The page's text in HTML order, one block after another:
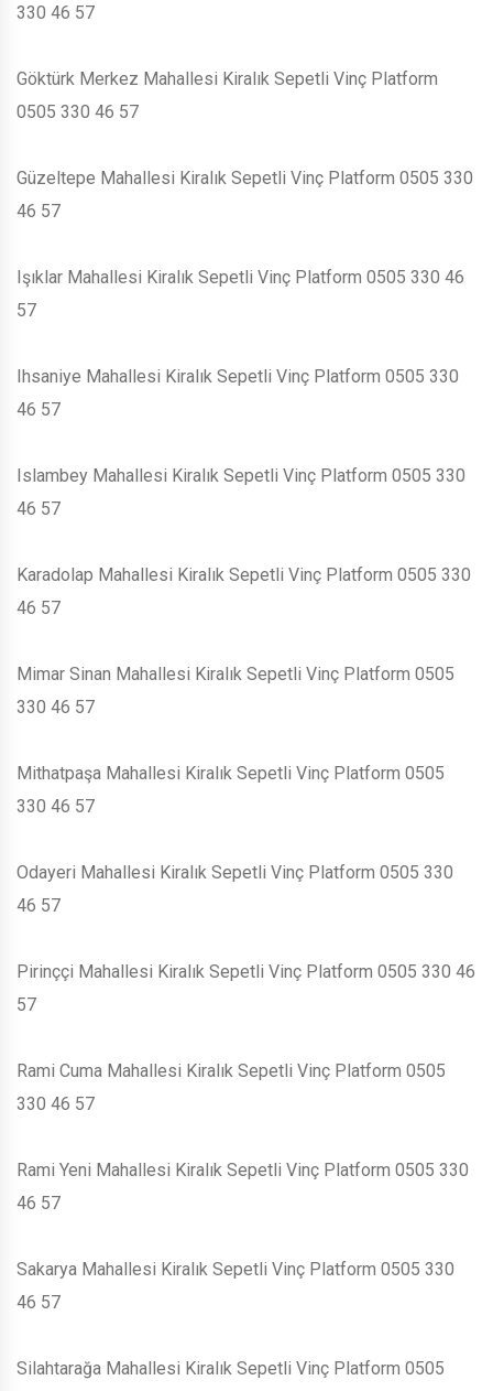
330 46 57
Göktürk Merkez Mahallesi Kiralık Sepetli Vinç Platform
0505 330 46 57
Güzeltepe Mahallesi Kiralık Sepetli Vinç Platform 0505 330
46 57
Işıklar Mahallesi Kiralık Sepetli Vinç Platform 0505 330 46
57
Ihsaniye Mahallesi Kiralık Sepetli Vinç Platform 0505 330
46 57
Islambey Mahallesi Kiralık Sepetli Vinç Platform 0505 330
46 57
Karadolap Mahallesi Kiralık Sepetli Vinç Platform 0505 330
46 57
Mimar Sinan Mahallesi Kiralık Sepetli Vinç Platform 0505
330 46 57
Mithatpaşa Mahallesi Kiralık Sepetli Vinç Platform 0505
330 46 57
Odayeri Mahallesi Kiralık Sepetli Vinç Platform 0505 330
46 57
Pirinççi Mahallesi Kiralık Sepetli Vinç Platform 0505 330 46
57
Rami Cuma Mahallesi Kiralık Sepetli Vinç Platform 0505
330 46 57
Rami Yeni Mahallesi Kiralık Sepetli Vinç Platform 0505 330
46 57
Sakarya Mahallesi Kiralık Sepetli Vinç Platform 0505 330
46 57
Silahtarağa Mahallesi Kiralık Sepetli Vinç Platform 0505